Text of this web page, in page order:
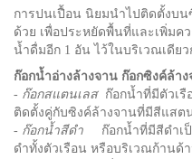
การปนเปื้อน นิยมนำไปติดตั้งบน
ด้วย เพื่อประหยัดพื้นที่และเพิ่มค
น้ำดื่มอีก 1 อัน ไว้ในบริเวณเดียว
ก๊อกน้ำอ่างล้างจาน ก๊อกซิงค์ล้าง
- ก๊อกสแตนเลสก๊อกน้ำที่มีตัวเรื
ติดตั้งคู่กับซิงค์ล้างจานที่มีสีแสต
- ก๊อกน้ำสีดำ ก๊อกน้ำที่มีสีดำเป็
ดำทั้งตัวเรือน หรือบริเวณก้านด้